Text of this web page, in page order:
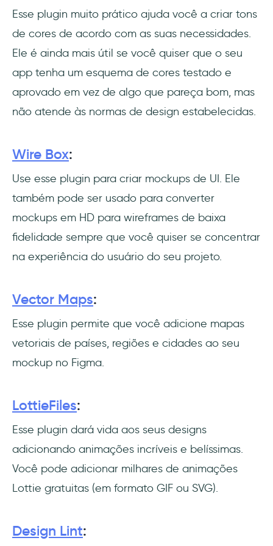
Esse plugin muito prático ajuda você a criar tons
de cores de acordo com as suas necessidades.
Ele é ainda mais útil se você quiser que o seu
app tenha um esquema de cores testado e
aprovado em vez de algo que pareça bom, mas
não atende às normas de design estabelecidas.
Wire Box:
Use esse plugin para criar mockups de UI. Ele
também pode ser usado para converter
mockups em HD para wireframes de baixa
fidelidade sempre que você quiser se concentrar
na experiência do usuário do seu projeto.
Vector Maps:
Esse plugin permite que você adicione mapas
vetoriais de países, regiões e cidades ao seu
mockup no Figma.
LottieFiles:
Esse plugin dará vida aos seus designs
adicionando animações incríveis e belíssimas.
Você pode adicionar milhares de animações
Lottie gratuitas (em formato GIF ou SVG).
Design Lint: